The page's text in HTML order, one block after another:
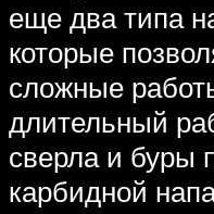
еще два типа
которые
сложные
длительный
сверла и буры
карбидной